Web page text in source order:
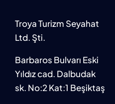
Troya Turizm Seyahat
Ltd. Şti.
Barbaros Bulvarı Eski
Yıldız cad. Dalbudak
sk. No:2 Kat:1 Beşiktaş